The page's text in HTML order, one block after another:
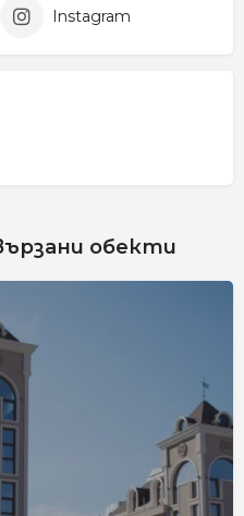
Instagram
обекти